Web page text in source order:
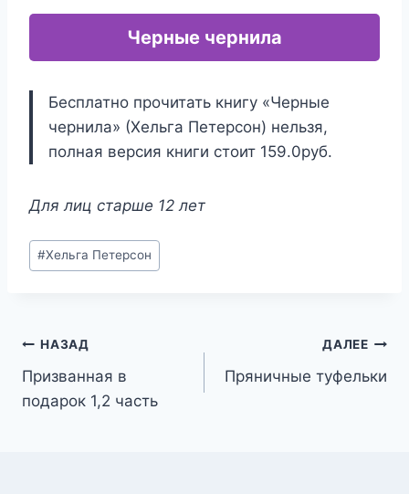
Черные чернила
Бесплатно прочитать книгу «Черные
чернила» (Хельга Петерсон) нельзя,
полная версия книги стоит 159.0руб.
Для лиц старше 12 лет
Метки
записи:
#Хельга Петерсон
Навигация
по
НАЗАД
Призванная в
подарок 1,2 часть
ДАЛЕЕ
Пряничные туфельки